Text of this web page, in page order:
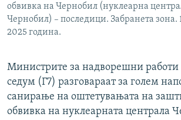
обвивка на Чернобил (нуклеарна
Чернобил) – последици. Забранета зона.
2025 година.
Министрите за надворешни работи
седум (Г7) разговараат за голем
санирање на оштетувањата на
обвивка на нуклеарната централа